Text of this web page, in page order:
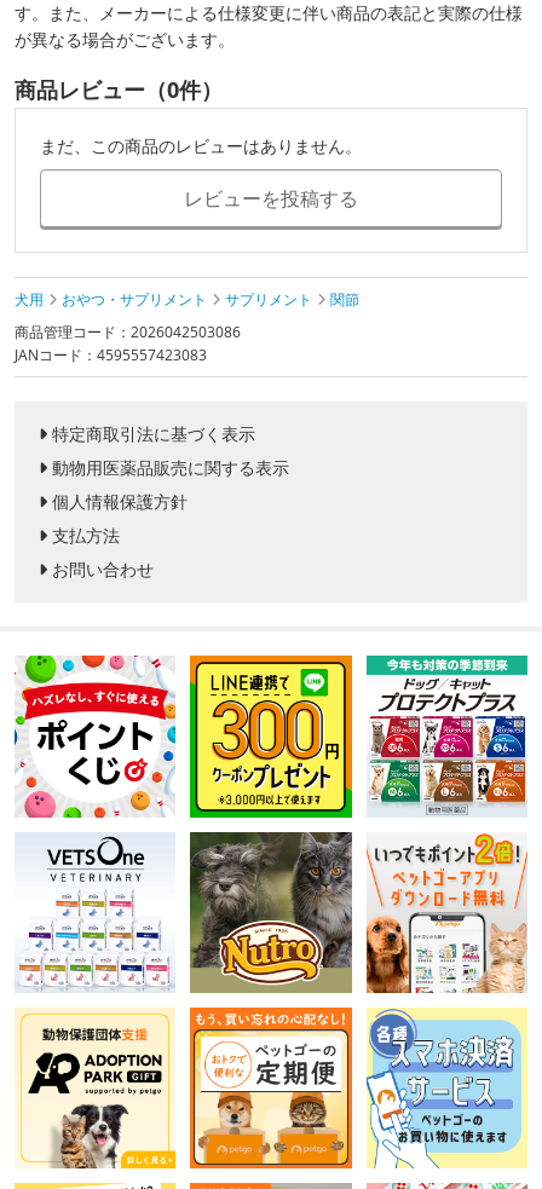
す。また、メーカーによる仕様変更に伴い商品の表記と実際の仕様
が異なる場合がございます。
商品レビュー（0件）
まだ、この商品のレビューはありません。
レビューを投稿する
犬用 おやつ・サプリメント サプリメント
関節
商品管理コード：2026042503086
JANコード：4595557423083
特定商取引法に基づく表示
動物用医薬品販売に関する表示
個人情報保護方針
支払方法
お問い合わせ